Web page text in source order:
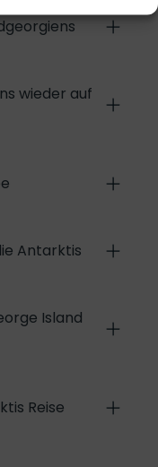
wieder auf
Antarktis
Island
Reise